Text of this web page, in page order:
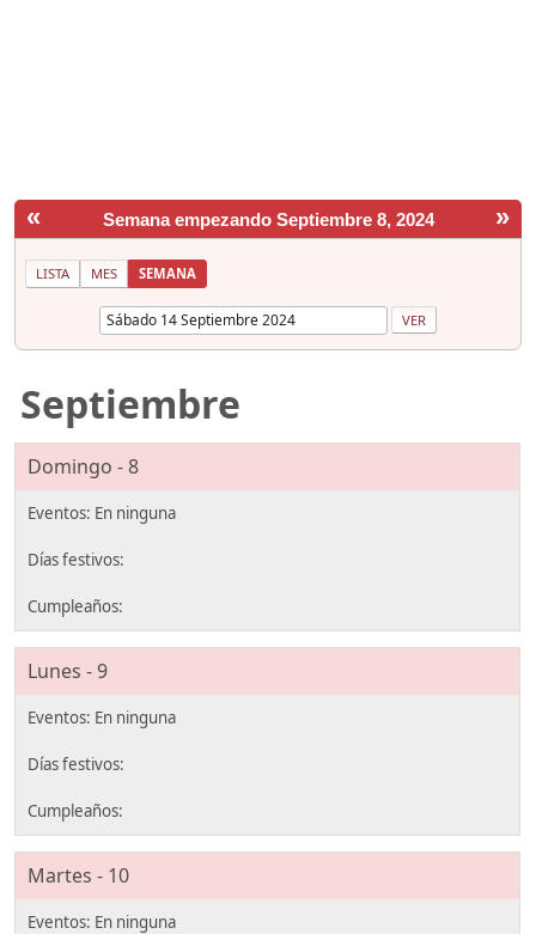
« »
Semana empezando Septiembre 8, 2024
LISTA MES SEMANA
Septiembre
Domingo - 8
Lunes - 9
Martes - 10